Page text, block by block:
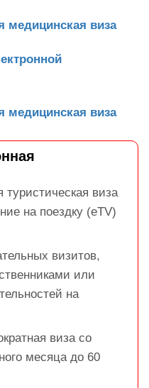
медицинская виза
медицинская виза
туристическая виза
на поездку (eTV)
визитов,
или
на
виза со
месяца до 60